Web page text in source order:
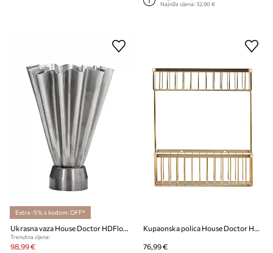
Najniža cijena:32,90 €
Extra -5% s kodom: OFF*
Ukrasna vaza House Doctor HDFlood 33 x 10 x 23 cm
Trenutna cijena:
98,99 €
Kupaonska polica House Doctor HDBath 33 x 28 cm
76,99 €